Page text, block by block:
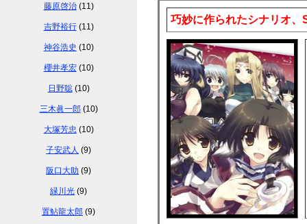
巧妙に作られたシナリオ、
藤原啓治(11)
吉野裕行(11)
神谷浩史 (10)
櫻井孝宏(10)
日野聡(10)
三木眞一郎(10)
大塚芳忠 (10)
子安武人 (9)
阪口大助 (9)
緑川光 (9)
置鮎龍太郎 (9)